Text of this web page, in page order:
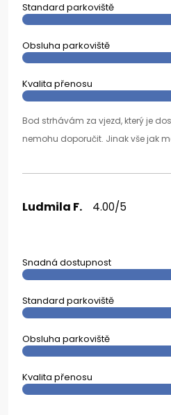
Standard parkoviště
Obsluha parkoviště
Kvalita přenosu
Bod strhávám za vjezd, který je
nemohu doporučit. Jinak vše jak
Ludmila F. 4.00/5
Snadná dostupnost
Standard parkoviště
Obsluha parkoviště
Kvalita přenosu